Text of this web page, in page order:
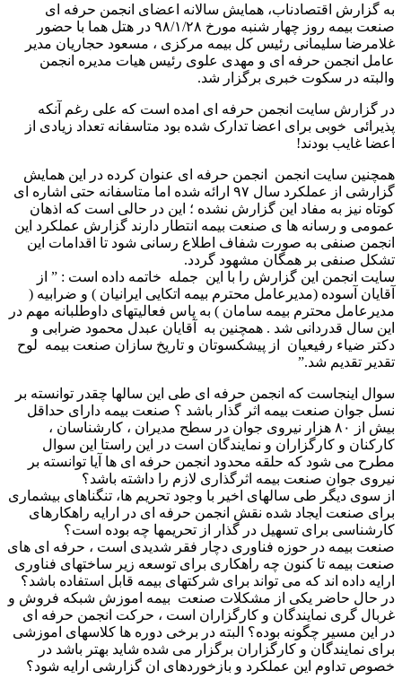
به گزارش اقتصادناب، همایش سالانه اعضای انجمن حرفه ای
صنعت بیمه روز چهار شنبه مورخ ۹۸/۱/۲۸ در هتل هما با حضور
غلامرضا سلیمانی رئیس کل بیمه مرکزی ، مسعود حجاریان مدیر
عامل انجمن حرفه ای و مهدی علوی رئیس هیات مدیره انجمن
والبته در سکوت خبری برگزار شد.
در گزارش سایت انجمن حرفه ای امده است که علی رغم آنکه
پذیرائی خوبی برای اعضا تدارک شده بود متاسفانه تعداد زیادی از
اعضا غایب بودند!
همچنین سایت انجمن انجمن حرفه ای عنوان کرده در این همایش
گزارشی از عملکرد سال ۹۷ ارائه شده اما متاسفانه حتی اشاره ای
کوتاه نیز به مفاد این گزارش نشده ؛ این در حالی است که اذهان
عمومی و رسانه ها ی صنعت بیمه انتطار دارند گزارش عملکرد این
انجمن صنفی به صورت شفاف اطلاع رسانی شود تا اقدامات این
تشکل صنفی بر همگان مشهود گردد.
سایت انجمن این گزارش را با این جمله خاتمه داده است : ” از
آقایان آسوده (مدیرعامل محترم بیمه اتکایی ایرانیان ) و ضرابیه (
مدیرعامل محترم بیمه سامان ) به پاس فعالیتهای داوطلبانه مهم در
این سال قدردانی شد . همچنین به آقایان عبدل محمود ضرابی و
دکتر ضیاء رفیعیان از پیشکسوتان و تاریخ سازان صنعت بیمه لوح
تقدیر تقدیم شد.”
سوال اینجاست که انجمن حرفه ای طی این سالها چقدر توانسته بر
نسل جوان صنعت بیمه اثر گذار باشد ؟ صنعت بیمه دارای حداقل
بیش از ۸۰ هزار نیروی جوان در سطح مدیران ، کارشناسان ،
کارکنان و کارگزاران و نمایندگان است در این راستا این سوال
مطرح می شود که حلقه محدود انجمن حرفه ای ها آیا توانسته بر
نیروی جوان صنعت بیمه اثرگذاری لازم را داشته باشد؟
از سوی دیگر طی سالهای اخیر با وجود تحریم ها، تنگناهای بیشماری
برای صنعت ایجاد شده نقش انجمن حرفه ای در ارایه راهکارهای
کارشناسی برای تسهیل در گذار از تحریمها چه بوده است؟
صنعت بیمه در حوزه فناوری دچار فقر شدیدی است ، حرفه ای های
صنعت بیمه تا کنون چه راهکاری برای توسعه زیر ساختهای فناوری
ارایه داده اند که می تواند برای شرکتهای بیمه قابل استفاده باشد؟
در حال حاضر یکی از مشکلات صنعت بیمه اموزش شبکه فروش و
غربال گری نمایندگان و کارگزاران است ، حرکت انجمن حرفه ای
در این مسیر چگونه بوده؟ البته در برخی دوره ها کلاسهای اموزشی
برای نمایندگان و کارگزاران برگزار می شده شاید بهتر باشد در
خصوص تداوم این عملکرد و بازخوردهای ان گزارشی ارایه شود؟